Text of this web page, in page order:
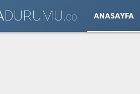
DURUMU.CO ANASAYFA